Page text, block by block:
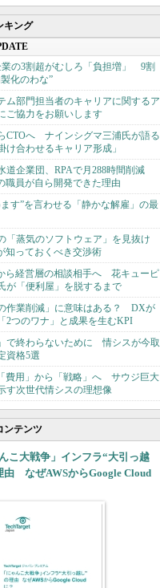
キング
の3割超がむしろ「負担増」 9割
化のわな”
ム部門担当者のキャリアに関するア
ご協力をお願いします
CTOへ ナインシグマ三浦氏が語る
け合わせるキャリア形成」
道企業団、RPAで月288時間削減
職員が自ら開発できた理由
す”を言わせる「静かな解雇」の最
「蒸気のソフトウェア」を見抜け
知っておくべき交渉術
ら経営層の相談相手へ 花キューピ
が「便利屋」を脱するまで
の作業削減」に意味はある？ DXが
2つのワナ」と成果を生むKPI
」で終わらないために 情シスが今取
資格5選
費用」から「戦略」へ サウジ巨大
す次世代情シスの理想像
ンテンツ
んこ大戦争」インフラ“大引っ越
由 なぜAWSからGoogle Cloud